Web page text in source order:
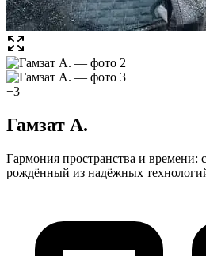
+3
Гамзат А.
Гармония пространства и времени:
рождённый из надёжных